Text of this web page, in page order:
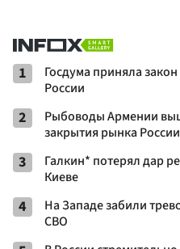
1
Госдума приняла
России
2
Рыбоводы Армении
закрытия рынка России
3
Галкин* потерял дар
Киеве
4
На Западе забили
СВО